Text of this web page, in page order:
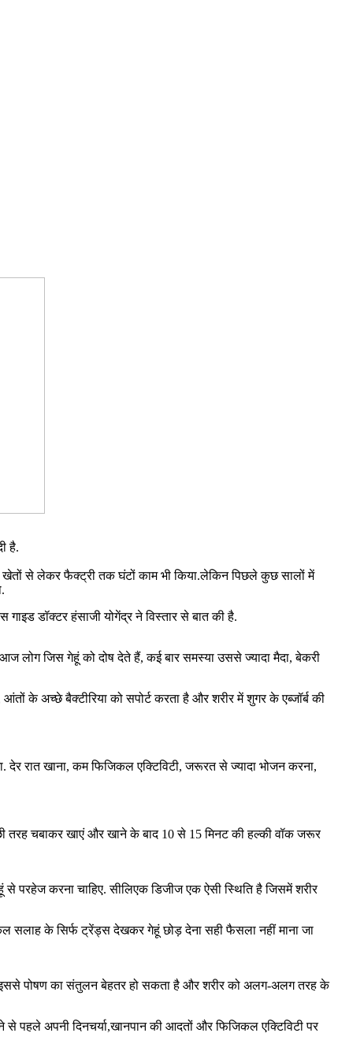
है.
खेतों से लेकर फैक्ट्री तक घंटों काम भी किया.लेकिन पिछले कुछ सालों में
डॉक्टर हंसाजी योगेंद्र ने विस्तार से बात की है.
लोग जिस गेहूं को दोष देते हैं, कई बार समस्या उससे ज्यादा मैदा, बेकरी
के अच्छे बैक्टीरिया को सपोर्ट करता है और शरीर में शुगर के एब्जॉर्ब की
देर रात खाना, कम फिजिकल एक्टिविटी, जरूरत से ज्यादा भोजन करना,
तरह चबाकर खाएं और खाने के बाद 10 से 15 मिनट की हल्की वॉक जरूर
परहेज करना चाहिए. सीलिएक डिजीज एक ऐसी स्थिति है जिसमें शरीर
सलाह के सिर्फ ट्रेंड्स देखकर गेहूं छोड़ देना सही फैसला नहीं माना जा
इससे पोषण का संतुलन बेहतर हो सकता है और शरीर को अलग-अलग तरह के
पहले अपनी दिनचर्या,खानपान की आदतों और फिजिकल एक्टिविटी पर